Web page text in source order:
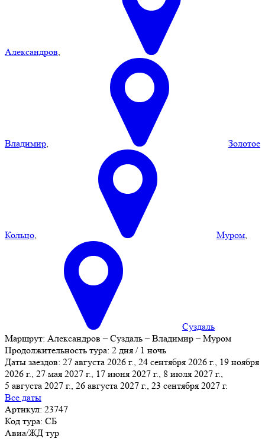
Александров,
Владимир, Золотое
Кольцо, Муром,
Суздаль
Маршрут: Александров – Суздаль – Владимир – Муром
Продолжительность тура: 2 дня / 1 ночь
Даты заездов: 27 августа 2026 г., 24 сентября 2026 г., 19 ноября
2026 г., 27 мая 2027 г., 17 июня 2027 г., 8 июля 2027 г.,
5 августа 2027 г., 26 августа 2027 г., 23 сентября 2027 г.
Все даты
Артикул: 23747
Код тура: СБ
Авиа/ЖД тур